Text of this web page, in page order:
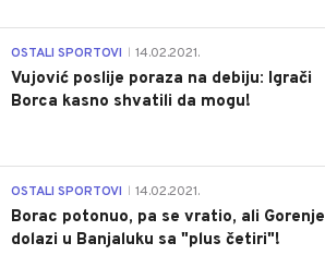
OSTALI SPORTOVI 14.02.2021.
Vujović poslije poraza na debiju: Igrači
Borca kasno shvatili da mogu!
OSTALI SPORTOVI 14.02.2021.
Borac potonuo, pa se vratio, ali Gorenje
dolazi u Banjaluku sa "plus četiri"!